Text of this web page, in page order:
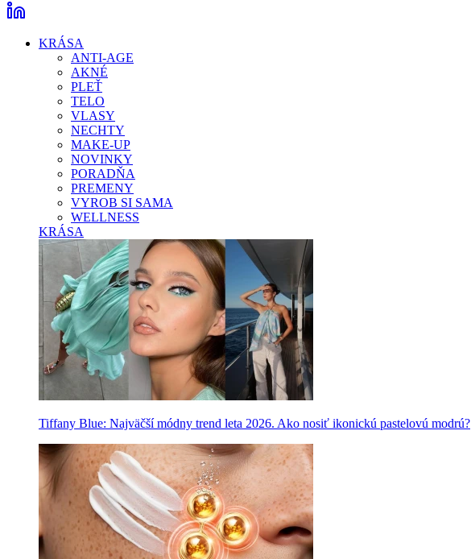
KRÁSA
ANTI-AGE
AKNÉ
PLEŤ
TELO
VLASY
NECHTY
MAKE-UP
NOVINKY
PORADŇA
PREMENY
VYROB SI SAMA
WELLNESS
KRÁSA
Tiffany Blue: Najväčší módny trend leta 2026. Ako nosiť ikonickú pastelovú modrú?